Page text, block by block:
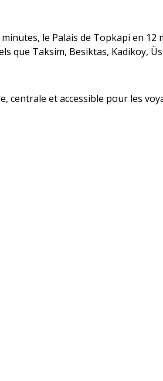
le Palais de Topkapi en 12
que Taksim, Besiktas, Kadikoy,
centrale et accessible pour les